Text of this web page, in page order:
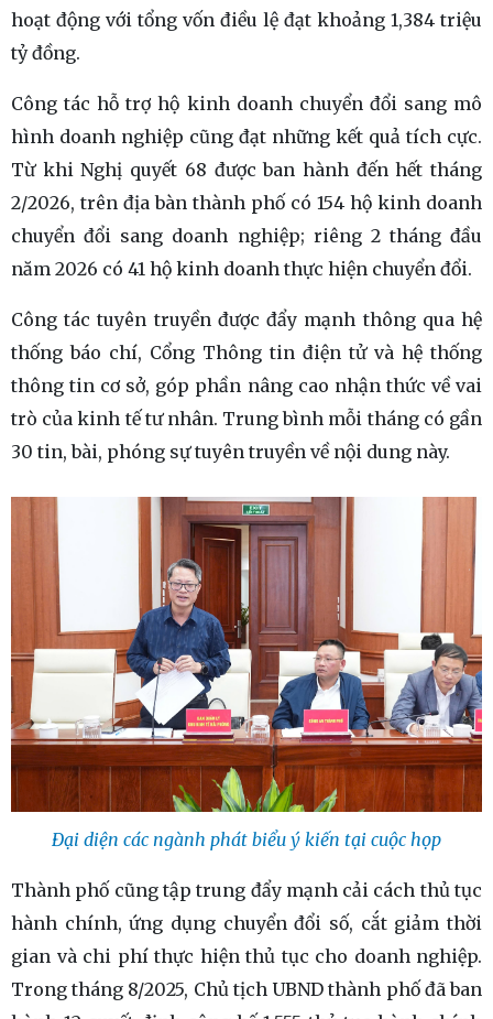
hoạt động với tổng vốn điều lệ đạt khoảng 1,384 triệu
tỷ đồng.
Công tác hỗ trợ hộ kinh doanh chuyển đổi sang mô
hình doanh nghiệp cũng đạt những kết quả tích cực.
Từ khi Nghị quyết 68 được ban hành đến hết tháng
2/2026, trên địa bàn thành phố có 154 hộ kinh doanh
chuyển đổi sang doanh nghiệp; riêng 2 tháng đầu
năm 2026 có 41 hộ kinh doanh thực hiện chuyển đổi.
Công tác tuyên truyền được đẩy mạnh thông qua hệ
thống báo chí, Cổng Thông tin điện tử và hệ thống
thông tin cơ sở, góp phần nâng cao nhận thức về vai
trò của kinh tế tư nhân. Trung bình mỗi tháng có gần
30 tin, bài, phóng sự tuyên truyền về nội dung này.
Đại diện các ngành phát biểu ý kiến tại cuộc họp
Thành phố cũng tập trung đẩy mạnh cải cách thủ tục
hành chính, ứng dụng chuyển đổi số, cắt giảm thời
gian và chi phí thực hiện thủ tục cho doanh nghiệp.
Trong tháng 8/2025, Chủ tịch UBND thành phố đã ban